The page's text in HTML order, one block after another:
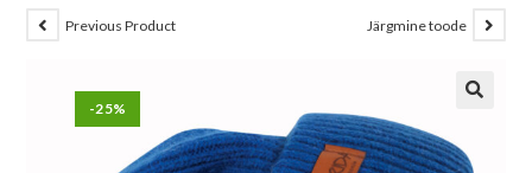
-25%
Previous Product Järgmine toode